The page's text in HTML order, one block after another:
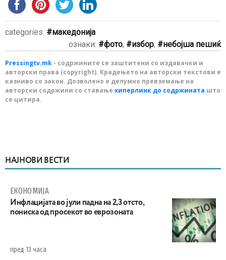
categories:
македонија
ознаки:
фото, избор, небојша пешиќ
Pressingtv.mk - содржините се заштитени со издавачки и
авторски права (copyright). Крадењето на авторски текстови е
казниво со закон. Дозволено е делумно превземање на
авторски содржини со ставање хиперлинк до содржината што
се цитира.
НАЈНОВИ ВЕСТИ
ЕКОНОМИЈА
Инфлацијата во јули падна на 2,3 отсто,
пониска од просекот во еврозоната
пред 13 часа